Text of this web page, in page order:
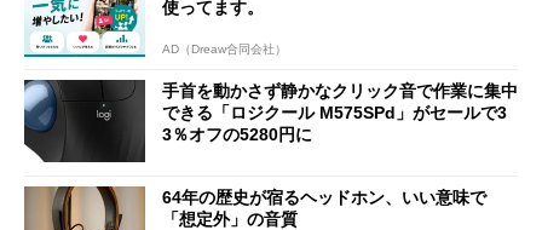
使ってます。
AD（Dreaw合同会社）
手首を動かさず静かなクリック音で作業に集中
できる「ロジクール M575SPd」がセールで3
3％オフの5280円に
64年の歴史が宿るヘッドホン、いい意味で
「想定外」の音質